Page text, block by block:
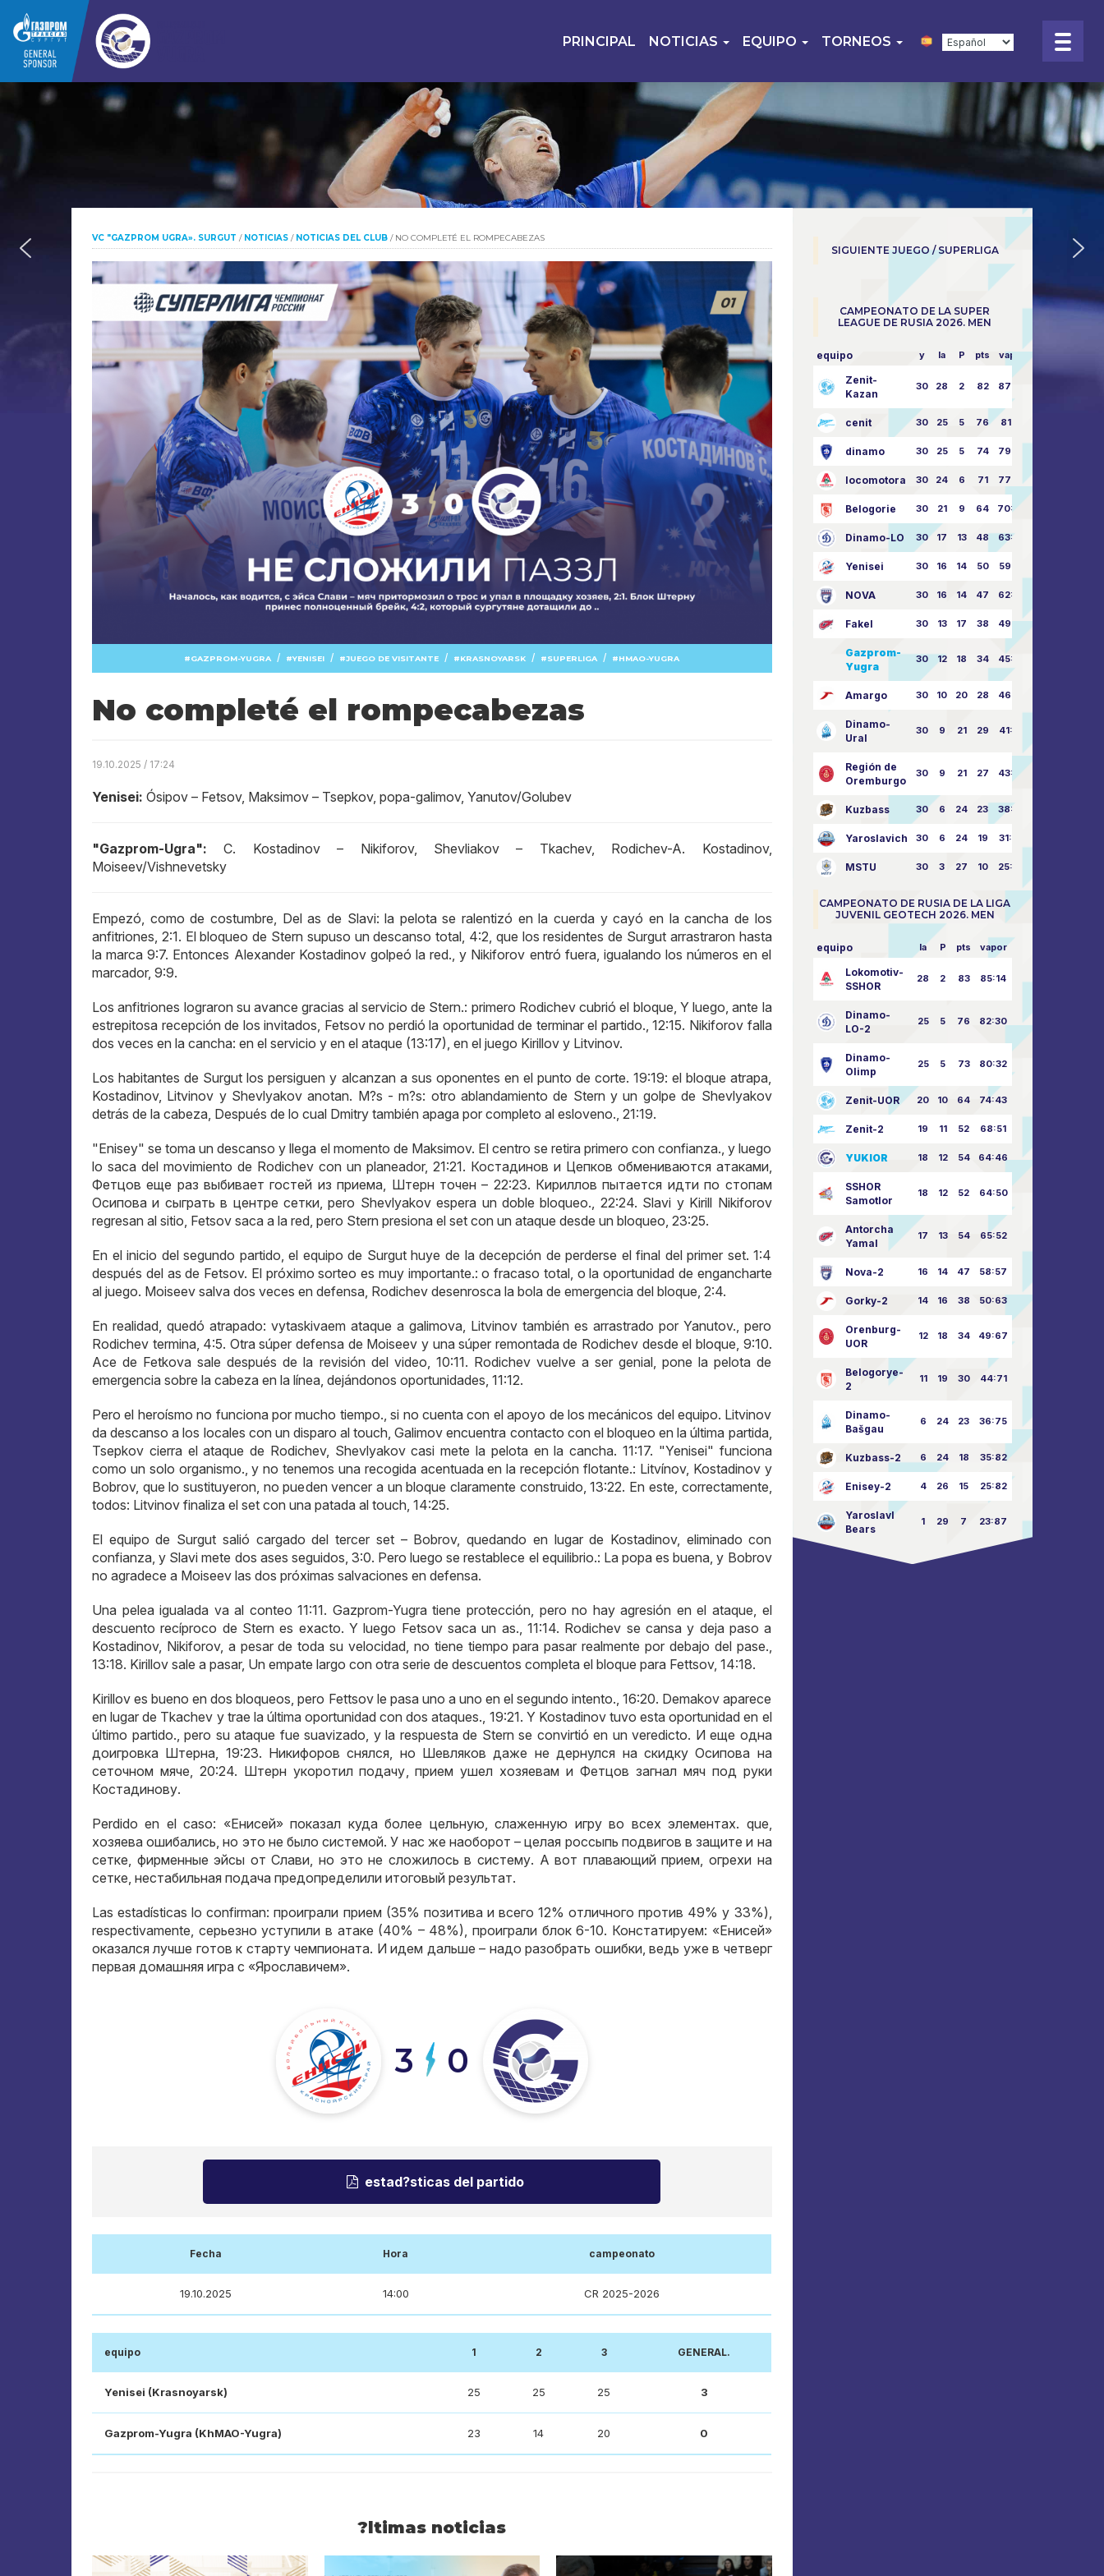
PRINCIPAL NOTICIAS EQUIPO TORNEOS
VC "GAZPROM UGRA». SURGUT / NOTICIAS / NOTICIAS DEL CLUB / NO COMPLETÉ EL ROMPECABEZAS
GAZPROM-YUGRA / YENISEI / JUEGO DE VISITANTE / KRASNOYARSK / SUPERLIGA / HMAO-YUGRA
No completé el rompecabezas
19.10.2025 / 17:24
Yenisei: Ósipov – Fetsov, Maksimov – Tsepkov, popa-galimov, Yanutov/Golubev
"Gazprom-Ugra": C. Kostadinov – Nikiforov, Shevliakov – Tkachev, Rodichev-A. Kostadinov,
Moiseev/Vishnevetsky
Empezó, como de costumbre, Del as de Slavi: la pelota se ralentizó en la cuerda y cayó en la cancha de los
anfitriones, 2:1. El bloqueo de Stern supuso un descanso total, 4:2, que los residentes de Surgut arrastraron hasta
la marca 9:7. Entonces Alexander Kostadinov golpeó la red., y Nikiforov entró fuera, igualando los números en el
marcador, 9:9.
Los anfitriones lograron su avance gracias al servicio de Stern.: primero Rodichev cubrió el bloque, Y luego, ante la
estrepitosa recepción de los invitados, Fetsov no perdió la oportunidad de terminar el partido., 12:15. Nikiforov falla
dos veces en la cancha: en el servicio y en el ataque (13:17), en el juego Kirillov y Litvinov.
Los habitantes de Surgut los persiguen y alcanzan a sus oponentes en el punto de corte. 19:19: el bloque atrapa,
Kostadinov, Litvinov y Shevlyakov anotan. M?s - m?s: otro ablandamiento de Stern y un golpe de Shevlyakov
detrás de la cabeza, Después de lo cual Dmitry también apaga por completo al esloveno., 21:19.
"Enisey" se toma un descanso y llega el momento de Maksimov. El centro se retira primero con confianza., y luego
lo saca del movimiento de Rodichev con un planeador, 21:21. Костадинов и Цепков обмениваются атаками,
Фетцов еще раз выбивает гостей из приема, Штерн точен – 22:23. Кириллов пытается идти по стопам
Осипова и сыграть в центре сетки, pero Shevlyakov espera un doble bloqueo., 22:24. Slavi y Kirill Nikiforov
regresan al sitio, Fetsov saca a la red, pero Stern presiona el set con un ataque desde un bloqueo, 23:25.
En el inicio del segundo partido, el equipo de Surgut huye de la decepción de perderse el final del primer set. 1:4
después del as de Fetsov. El próximo sorteo es muy importante.: o fracaso total, o la oportunidad de engancharte
al juego. Moiseev salva dos veces en defensa, Rodichev desenrosca la bola de emergencia del bloque, 2:4.
En realidad, quedó atrapado: vytaskivaem ataque a galimova, Litvinov también es arrastrado por Yanutov., pero
Rodichev termina, 4:5. Otra súper defensa de Moiseev y una súper remontada de Rodichev desde el bloque, 9:10.
Ace de Fetkova sale después de la revisión del video, 10:11. Rodichev vuelve a ser genial, pone la pelota de
emergencia sobre la cabeza en la línea, dejándonos oportunidades, 11:12.
Pero el heroísmo no funciona por mucho tiempo., si no cuenta con el apoyo de los mecánicos del equipo. Litvinov
da descanso a los locales con un disparo al touch, Galimov encuentra contacto con el bloqueo en la última partida,
Tsepkov cierra el ataque de Rodichev, Shevlyakov casi mete la pelota en la cancha. 11:17. "Yenisei" funciona
como un solo organismo., y no tenemos una recogida acentuada en la recepción flotante.: Litvínov, Kostadinov y
Bobrov, que lo sustituyeron, no pueden vencer a un bloque claramente construido, 13:22. En este, correctamente,
todos: Litvinov finaliza el set con una patada al touch, 14:25.
El equipo de Surgut salió cargado del tercer set – Bobrov, quedando en lugar de Kostadinov, eliminado con
confianza, y Slavi mete dos ases seguidos, 3:0. Pero luego se restablece el equilibrio.: La popa es buena, y Bobrov
no agradece a Moiseev las dos próximas salvaciones en defensa.
Una pelea igualada va al conteo 11:11. Gazprom-Yugra tiene protección, pero no hay agresión en el ataque, el
descuento recíproco de Stern es exacto. Y luego Fetsov saca un as., 11:14. Rodichev se cansa y deja paso a
Kostadinov, Nikiforov, a pesar de toda su velocidad, no tiene tiempo para pasar realmente por debajo del pase.,
13:18. Kirillov sale a pasar, Un empate largo con otra serie de descuentos completa el bloque para Fettsov, 14:18.
Kirillov es bueno en dos bloqueos, pero Fettsov le pasa uno a uno en el segundo intento., 16:20. Demakov aparece
en lugar de Tkachev y trae la última oportunidad con dos ataques., 19:21. Y Kostadinov tuvo esta oportunidad en el
último partido., pero su ataque fue suavizado, y la respuesta de Stern se convirtió en un veredicto. И еще одна
доигровка Штерна, 19:23. Никифоров снялся, но Шевляков даже не дернулся на скидку Осипова на
сеточном мяче, 20:24. Штерн укоротил подачу,прием ушел хозяевам и Фетцов загнал мяч под руки
Костадинову.
Perdido en el caso: «Енисей» показал куда более цельную,слаженную игру во всех элементах. que,
хозяева ошибались,но это не было системой.У нас же наоборот – целая россыпь подвигов в защите и на
сетке, фирменные эйсы от Слави, но это не сложилось в систему. А вот плавающий прием, огрехи на
сетке, нестабильная подача предопределили итоговый результат.
Las estadísticas lo confirman:проиграли прием (35% позитива и всего 12%отличного против 49% y 33%),
respectivamente, серьезно уступили в атаке (40% – 48%), проиграли блок6-10. Констатируем: «Енисей»
оказался лучше готов к старту чемпионата. И идем дальше – надо разобрать ошибки,ведь уже в четверг
первая домашняя игра с «Ярославичем».
3 0
estad?sticas del partido
Fecha Hora campeonato
19.10.2025 14:00 CR 2025-2026
equipo 1 2 3 GENERAL.
Yenisei (Krasnoyarsk) 25 25 25 3
Gazprom-Yugra (KhMAO-Yugra) 23 14 20 0
?ltimas noticias
SIGUIENTE JUEGO / SUPERLIGA
CAMPEONATO DE LA SUPER
LEAGUE DE RUSIA 2026. MEN
equipo y la P pts vapor
Zenit-
Kazan
30 28 2 82 87:24
cenit 30 25 5 76 81:21
dinamo 30 25 5 74 79:26
locomotora 30 24 6 71 77:33
Belogorie 30 21 9 64 70:40
Dinamo-LO 30 17 13 48 63:57
Yenisei 30 16 14 50 59:53
NOVA 30 16 14 47 62:58
Fakel 30 13 17 38 49:62
Gazprom-
Yugra
30 12 18 34 45:63
Amargo 30 10 20 28 46:73
Dinamo-
Ural
30 9 21 29 41:70
Región de
Oremburgo
30 9 21 27 43:73
Kuzbass 30 6 24 23 38:76
Yaroslavich 30 6 24 19 31:80
MSTU 30 3 27 10 25:87
CAMPEONATO DE RUSIA DE LA LIGA
JUVENIL GEOTECH 2026. MEN
equipo la P pts vapor
Lokomotiv-
SSHOR
28 2 83 85:14
Dinamo-
LO-2
25 5 76 82:30
Dinamo-
Olimp
25 5 73 80:32
Zenit-UOR 20 10 64 74:43
Zenit-2 19 11 52 68:51
YUKIOR 18 12 54 64:46
SSHOR
Samotlor
18 12 52 64:50
Antorcha
Yamal
17 13 54 65:52
Nova-2 16 14 47 58:57
Gorky-2 14 16 38 50:63
Orenburg-
UOR
12 18 34 49:67
Belogorye-
2
11 19 30 44:71
Dinamo-
Bašgau
6 24 23 36:75
Kuzbass-2 6 24 18 35:82
Enisey-2 4 26 15 25:82
Yaroslavl
Bears
1 29 7 23:87